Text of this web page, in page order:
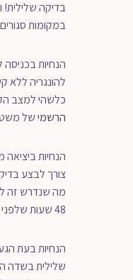
בדיקה שלילית!
במקומות
הנחיות בכניסה
להונגריה ללא
כלשהי למצב
הרשמישל
הנחיות ביציאה
צורך לבצע
מה שנדרש זה
48 שעות שלפני ההמראה לישראל.
שלילית בשדה